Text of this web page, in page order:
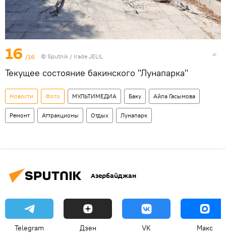
16 /16 © Sputnik / Irade JELIL
Текущее состояние бакинского "Лунапарка"
Новости Фото МУЛЬТИМЕДИА Баку Айла Гасымова
Ремонт Аттракционы Отдых Лунапарк
Азербайджан
Telegram Дзен VK Макс